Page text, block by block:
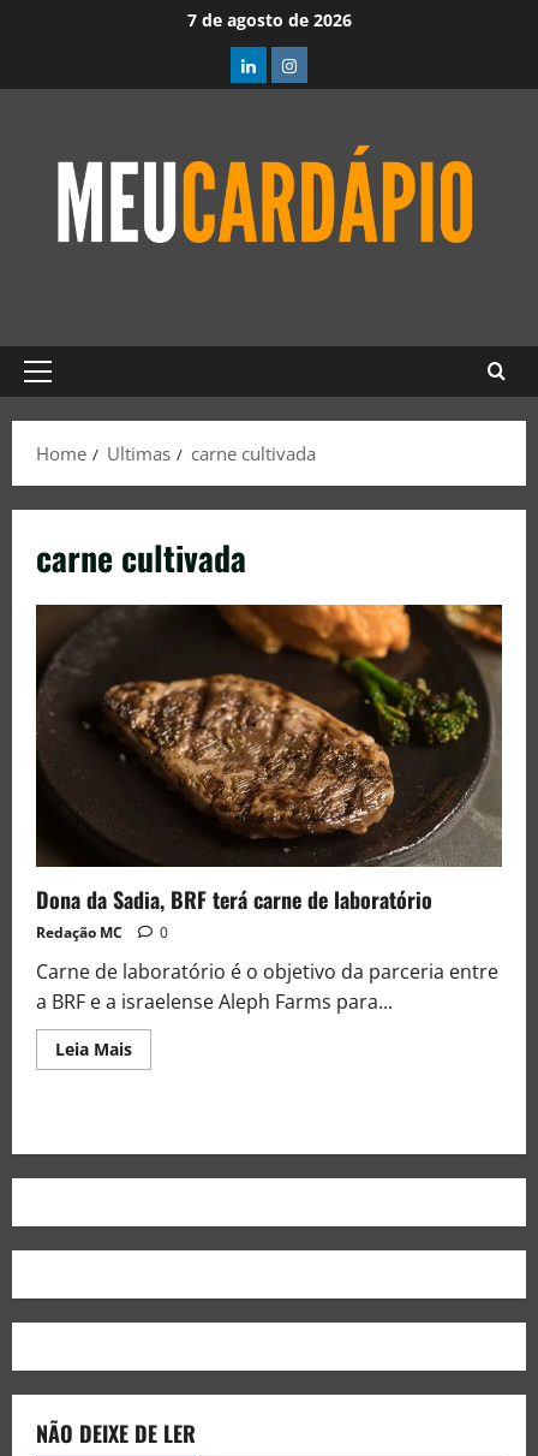
7 de agosto de 2026
Home Ultimas carne cultivada
carne cultivada
Dona da Sadia, BRF terá carne de laboratório
Redação MC 0
Carne de laboratório é o objetivo da parceria entre
a BRF e a israelense Aleph Farms para...
Leia Mais
NÃO DEIXE DE LER